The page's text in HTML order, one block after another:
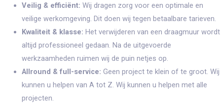
Veilig & efficiënt​: Wij dragen zorg voor een optimale en
veilige werkomgeving. Dit doen wij tegen betaalbare tarieven.
Kwaliteit & klasse​: Het verwijderen van een draagmuur wordt
altijd professioneel gedaan. Na de uitgevoerde
werkzaamheden ruimen wij de puin netjes op.
Allround & full-service​: Geen project te klein of te groot. Wij
kunnen u helpen van A tot Z. Wij kunnen u helpen met alle
projecten.